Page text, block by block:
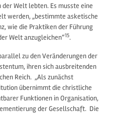
Welt lebten. Es musste eine
werden, „bestimmte asketische
wie die Praktiken der Führung
Welt anzugleichen“15.
zu den Veränderungen der
ihren sich ausbreitenden
Reich. „Als zunächst
übernimmt die christliche
Funktionen in Organisation,
der Gesellschaft. Die